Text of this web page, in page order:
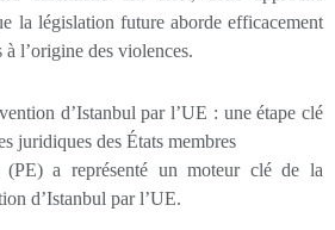
la législation future aborde efficacement
l’origine des violences.
d’Istanbul par l’UE : une étape clé
juridiques des États membres
(PE) a représenté un moteur clé de la
d’Istanbul par l’UE.